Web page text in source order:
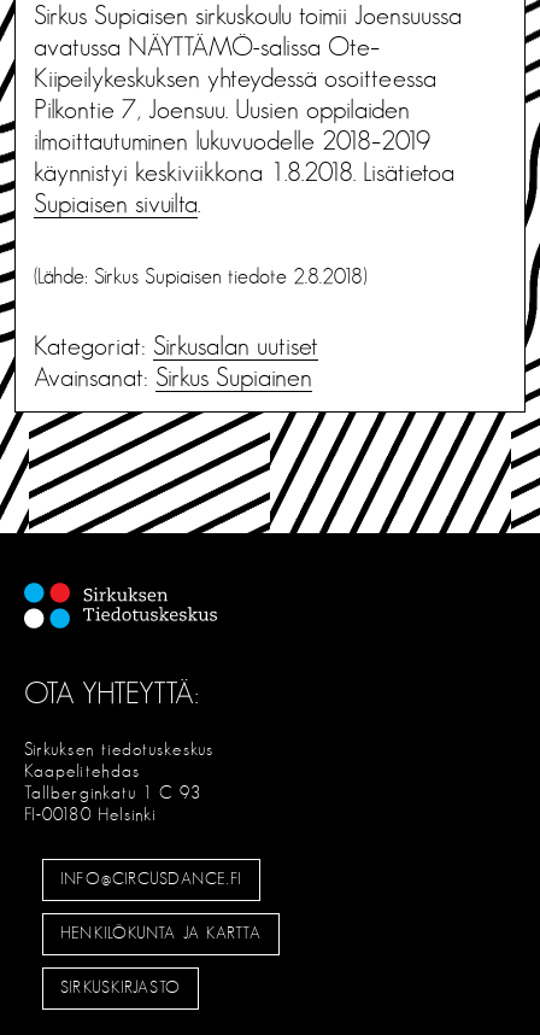
Sirkus Supiaisen sirkuskoulu toimii Joensuussa
avatussa NÄYTTÄMÖ-salissa Ote–
Kiipeilykeskuksen yhteydessä osoitteessa
Pilkontie 7, Joensuu. Uusien oppilaiden
ilmoittautuminen lukuvuodelle 2018–2019
käynnistyi keskiviikkona 1.8.2018. Lisätietoa
Supiaisen sivuilta
(Lähde: Sirkus Supiaisen tiedote 2.8.2018)
Kategoriat: Sirkusalan uutiset
Avainsanat: Sirkus Supiainen
OTA YHTEYTTÄ:
Sirkuksen tiedotuskeskus
Kaapelitehdas
Tallberginkatu 1 C 93
FI-00180 Helsinki
INFO@CIRCUSDANCE.FI
HENKILÖKUNTA JA KARTTA
SIRKUSKIRJASTO